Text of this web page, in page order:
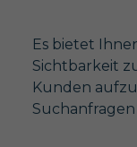
Es bietet
Sichtbarkeit
Kunden